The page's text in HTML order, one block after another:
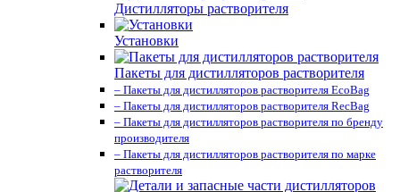
Дистилляторы растворителя
Установки
Пакеты для дистилляторов растворителя
– Пакеты для дистилляторов растворителя EcoBag
– Пакеты для дистилляторов растворителя RecBag
– Пакеты для дистилляторов растворителя по бренду
производителя
– Пакеты для дистилляторов растворителя по марке
растворителя